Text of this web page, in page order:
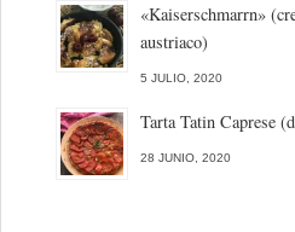
«Kaiserschmarrn»
austriaco)
5 JULIO, 2020
Tarta Tatin Caprese
28 JUNIO, 2020